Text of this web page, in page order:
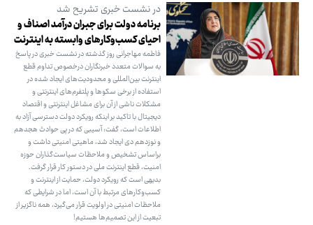
در نشست خبری تشریح شد
برنامه دولت برای جبران درآمد اصناف و
احیای کسب‌وکارهای وابسته به اینترنت
فاطمه مهاجرانی روز گذشته در نشست خبری در پاسخ
به سوالات متعدد خبرنگاران درخصوص تداوم قطع
اینترنت بین‌المللی و محدودیت‌های ایجاد شده در
استفاده از برخی سکوها و پلتفرم‌های اینترنتی و
مشکلات ناشی از آن برای مشاغل اینترنتی و اقتصاد
دیجیتال با تاکید بر اینکه رویکرد دولت دسترسی آزاد به
اطلاعات است، گفت: آسیبی که در پی حوادث هجدهم
و نوزدهم دی‌ ایجاد شد، ماهیتی امنیتی داشت و
براساس تشخیص و ملاحظات سیاست‌گذاران حوزه
امنیت، قطع اینترنت ملی در دستور کار قرار گرفت.
بدیهی است که رویکرد دولت، حمایت از اینترنت و
کسب‌وکارهای مرتبط با آن است، اما در شرایطی که
ملاحظات امنیتی در اولویت قرار می‌گیرد، همه ناگزیر از
تبعیت از این تصمیم‌ها هستیم!